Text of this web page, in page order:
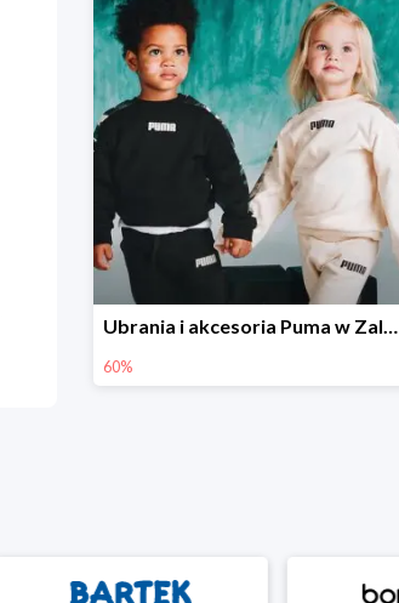
Ubrania i akcesoria Puma w Zalando Lounge do -60%
60%